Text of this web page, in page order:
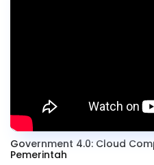
Government 4.0: Cloud
Pemerintah